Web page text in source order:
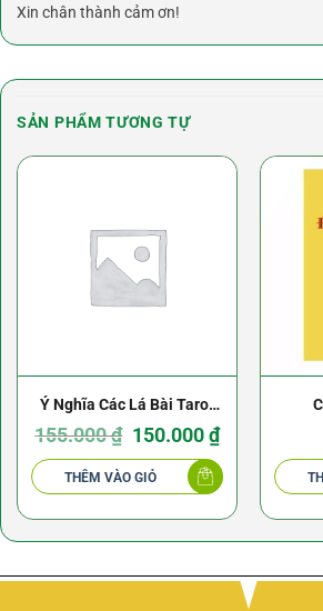
Xin chân thành cảm ơn!
SẢN PHẨM TƯƠNG TỰ
Ý Nghĩa Các Lá Bài Tarot
Giải Mã 78 Lá Bài Tarot –
Michael Huey
155.000₫ Giá
gốc
155.000 ₫.
150.000₫Giá
hiện
là:
150.000 ₫.
THÊM VÀO GIỎ